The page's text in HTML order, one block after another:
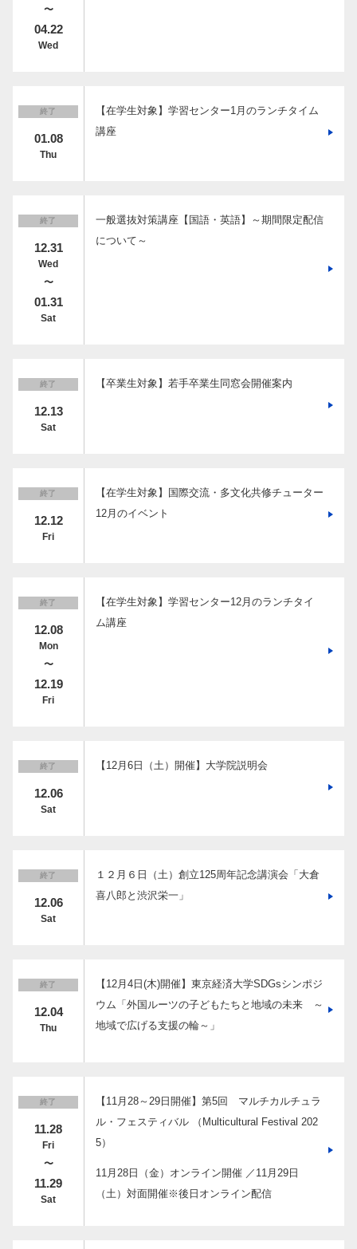
〜
04.22
Wed
終了
01.08
Thu
【在学生対象】学習センター1月のランチタイム
講座
終了
12.31
Wed
〜
01.31
Sat
一般選抜対策講座【国語・英語】～期間限定配信
について～
終了
12.13
Sat
【卒業生対象】若手卒業生同窓会開催案内
終了
12.12
Fri
【在学生対象】国際交流・多文化共修チューター
12月のイベント
終了
12.08
Mon
〜
12.19
Fri
【在学生対象】学習センター12月のランチタイ
ム講座
終了
12.06
Sat
【12月6日（土）開催】大学院説明会
終了
12.06
Sat
１２月６日（土）創立125周年記念講演会「大倉
喜八郎と渋沢栄一」
終了
12.04
Thu
【12月4日(木)開催】東京経済大学SDGsシンポジ
ウム「外国ルーツの子どもたちと地域の未来 ～
地域で広げる支援の輪～」
終了
11.28
Fri
〜
11.29
Sat
【11月28～29日開催】第5回 マルチカルチュラ
ル・フェスティバル （Multicultural Festival 202
5）
11月28日（金）オンライン開催 ／11月29日
（土）対面開催※後日オンライン配信